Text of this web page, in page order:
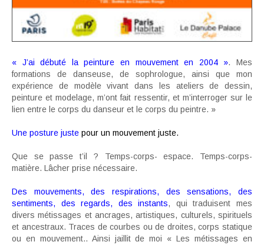
« J’ai débuté la peinture en mouvement en 2004 ». Mes
formations de danseuse, de sophrologue, ainsi que mon
expérience de modèle vivant dans les ateliers de dessin,
peinture et modelage, m’ont fait ressentir, et m’interroger sur le
lien entre le corps du danseur et le corps du peintre. »
Une posture juste pour un mouvement juste.
Que se passe t’il ? Temps-corps- espace. Temps-corps-
matière. Lâcher prise nécessaire.
Des mouvements, des respirations, des sensations, des
sentiments, des regards, des instants, qui traduisent mes
divers métissages et ancrages, artistiques, culturels, spirituels
et ancestraux. Traces de courbes ou de droites, corps statique
ou en mouvement.. Ainsi jaillit de moi « Les métissages en